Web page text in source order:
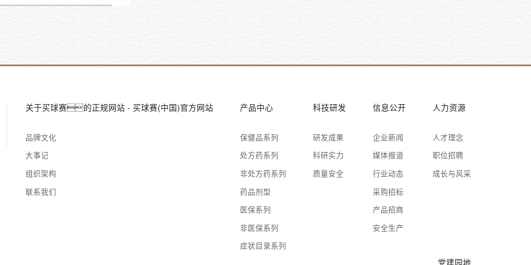
关于买球赛的正规网站 - 买球赛(中国)官方网站
品牌文化
大事记
组织架构
联系我们
产品中心
保健品系列
处方药系列
非处方药系列
药品剂型
医保系列
非医保系列
症状目录系列
科技研发
研发成果
科研实力
质量安全
信息公开
企业新闻
媒体报道
行业动态
采购招标
产品招商
安全生产
人力资源
人才理念
职位招聘
成长与风采
党建园地